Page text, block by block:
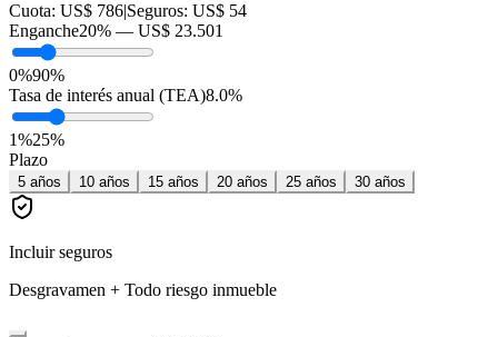
Cuota: US$ 786|Seguros: US$ 54
Enganche20% — US$ 23.501
0%90%
Tasa de interés anual (TEA)8.0%
1%25%
Plazo
5 años 10 años 15 años 20 años 25 años 30 años
Incluir seguros
Desgravamen + Todo riesgo inmueble